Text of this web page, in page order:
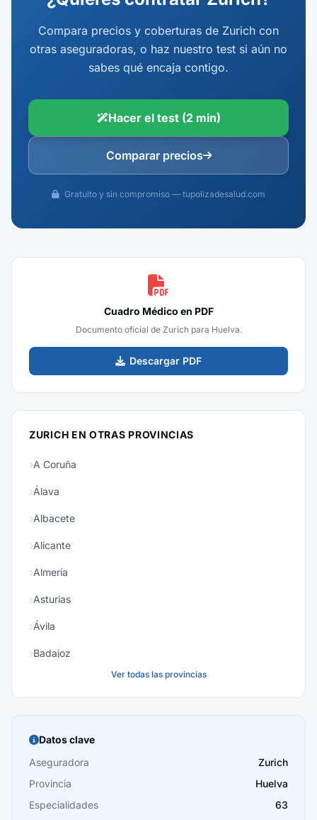
Compara precios y coberturas de Zurich con
otras aseguradoras, o haz nuestro test si aún no
sabes qué encaja contigo.
Hacer el test (2 min)
Comparar precios
Gratuito y sin compromiso — tupolizadesalud.com
Cuadro Médico en PDF
Documento oficial de Zurich para Huelva.
Descargar PDF
ZURICH EN OTRAS PROVINCIAS
A Coruña
Álava
Albacete
Alicante
Almería
Asturias
Ávila
Badajoz
Burgos
Cáceres
Cádiz
Cantabria
Ver todas las provincias
Datos clave
Aseguradora
Zurich
Provincia
Huelva
Especialidades
63